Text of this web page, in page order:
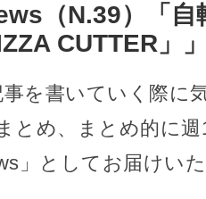
（N.39）「自
CUTTER」
を書いていく際に
とめ、まとめ的に週
」としてお届けい